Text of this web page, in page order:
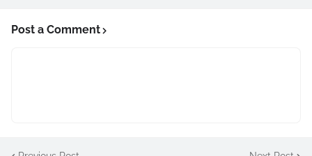
Post a Comment